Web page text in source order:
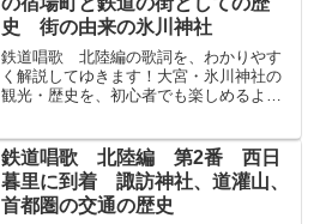
史 街の由来の氷川神社
鉄道唱歌 北陸編の歌詞を、わかりやす
く解説してゆきます！大宮・氷川神社の
観光・歴史を、初心者でも楽しめるよう
けば氷川ひかわの公園地こうえんち園そ
のは螢ほたるに名も高く...
鉄道唱歌 北陸編 第2番 西日
暮里に到着 諏訪神社、道灌山、
首都圏の交通の歴史